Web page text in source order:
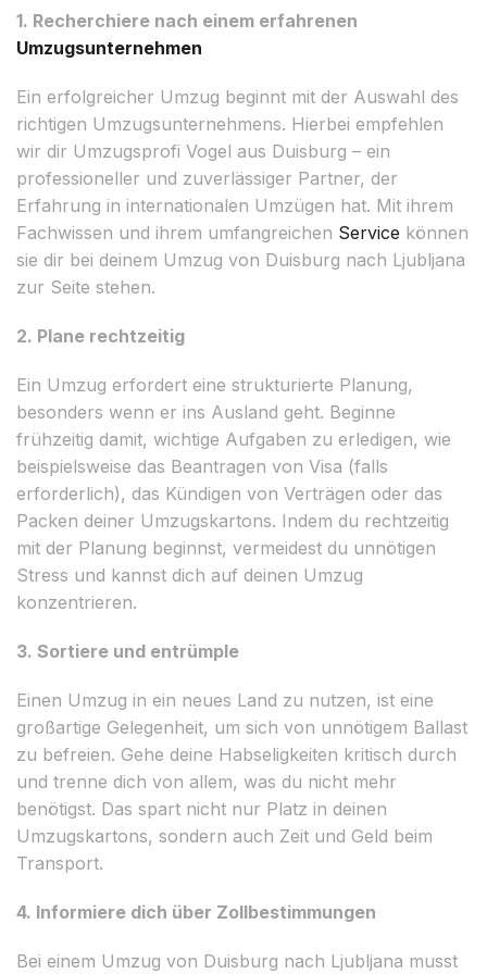
1. Recherchiere nach einem erfahrenen
Umzugsunternehmen
Ein erfolgreicher Umzug beginnt mit der Auswahl des
richtigen Umzugsunternehmens. Hierbei empfehlen
wir dir Umzugsprofi Vogel aus Duisburg – ein
professioneller und zuverlässiger Partner, der
Erfahrung in internationalen Umzügen hat. Mit ihrem
Fachwissen und ihrem umfangreichen Service können
sie dir bei deinem Umzug von Duisburg nach Ljubljana
zur Seite stehen.
2. Plane rechtzeitig
Ein Umzug erfordert eine strukturierte Planung,
besonders wenn er ins Ausland geht. Beginne
frühzeitig damit, wichtige Aufgaben zu erledigen, wie
beispielsweise das Beantragen von Visa (falls
erforderlich), das Kündigen von Verträgen oder das
Packen deiner Umzugskartons. Indem du rechtzeitig
mit der Planung beginnst, vermeidest du unnötigen
Stress und kannst dich auf deinen Umzug
konzentrieren.
3. Sortiere und entrümple
Einen Umzug in ein neues Land zu nutzen, ist eine
großartige Gelegenheit, um sich von unnötigem Ballast
zu befreien. Gehe deine Habseligkeiten kritisch durch
und trenne dich von allem, was du nicht mehr
benötigst. Das spart nicht nur Platz in deinen
Umzugskartons, sondern auch Zeit und Geld beim
Transport.
4. Informiere dich über Zollbestimmungen
Bei einem Umzug von Duisburg nach Ljubljana musst